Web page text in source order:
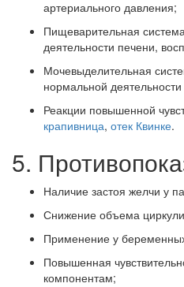
артериального давления;
Пищеварительная
деятельности печени,
Мочевыделительная
нормальной деятельности
Реакции повышенной
крапивница, отек Квинке.
5.
Наличие застоя желчи у
Снижение объема
Применение у
Повышенная
компонентам;